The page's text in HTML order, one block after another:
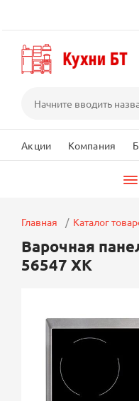
Акции Компания
Главная Каталог
Варочная
56547 XK